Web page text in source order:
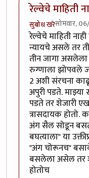
रेल्वेचे माहिती
सुबोध खरेसोमवार,
रेल्वेचे माहिती
न्यायचे असले तर
तीन जागा
रुग्णाला झोपवले
2 अशी संरचना
अपुरी पडते. माझ्या
पडते तर शेजारी
त्रासदायक
अंग सैल सोडून
बघत्याला" या
"अंग चोरूनच"
बसलेला असेल तर
होतोच